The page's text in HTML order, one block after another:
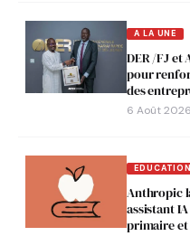
A LA UNE
DER /FJ
pour
des
6 Août 2026
EDUCATION
Anthropic
assistant
primaire et